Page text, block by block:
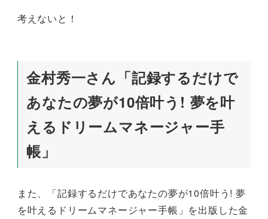
考えないと！
金村秀一さん「記録するだけで
あなたの夢が10倍叶う! 夢を叶
えるドリームマネージャー手
帳」
また、「記録するだけであなたの夢が10倍叶う! 夢
を叶えるドリームマネージャー手帳」を出版した金